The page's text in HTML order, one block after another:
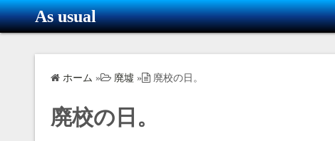
コ
ン
As usual
ホーム » 廃墟 » 廃校の日。
廃校の日。